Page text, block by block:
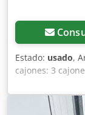
Estado: usado,
cajones: 3
de altura 1
de altura
910 x 720 x